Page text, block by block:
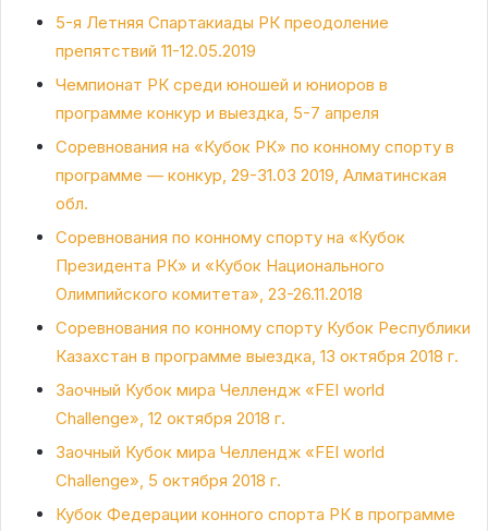
5-я Летняя Спартакиады РК преодоление
препятствий 11-12.05.2019
Чемпионат РК среди юношей и юниоров в
программе конкур и выездка, 5-7 апреля
Соревнования на «Кубок РК» по конному спорту в
программе — конкур, 29-31.03 2019, Алматинская
обл.
Соревнования по конному спорту на «Кубок
Президента РК» и «Кубок Национального
Олимпийского комитета», 23-26.11.2018
Соревнования по конному спорту Кубок Республики
Казахстан в программе выездка, 13 октября 2018 г.
Заочный Кубок мира Челлендж «FEI world
Challenge», 12 октября 2018 г.
Заочный Кубок мира Челлендж «FEI world
Challenge», 5 октября 2018 г.
Кубок Федерации конного спорта РК в программе